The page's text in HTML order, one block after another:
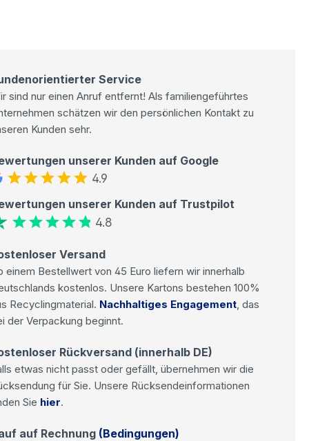
Service
sind nur einen Anruf entfernt! Als familiengeführtes
schätzen wir den persönlichen Kontakt zu
Kunden sehr.
unserer Kunden auf Google
4.9
unserer Kunden auf Trustpilot
4.8
Versand
einem Bestellwert von 45 Euro liefern wir innerhalb
kostenlos. Unsere Kartons bestehen 100%
Recyclingmaterial. Nachhaltiges Engagement, das
der Verpackung beginnt.
Rückversand (innerhalb DE)
etwas nicht passt oder gefällt, übernehmen wir die
für Sie. Unsere Rücksendeinformationen
Sie hier.
auf Rechnung (Bedingungen)